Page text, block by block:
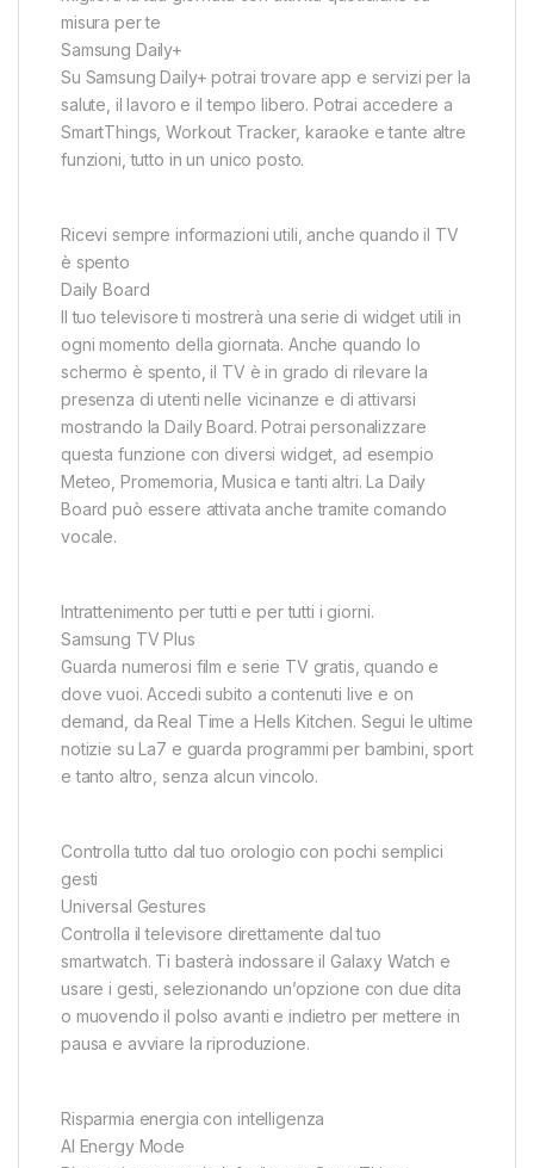
misura per te
Samsung Daily+
Su Samsung Daily+ potrai trovare app e servizi per la
salute, il lavoro e il tempo libero. Potrai accedere a
SmartThings, Workout Tracker, karaoke e tante altre
funzioni, tutto in un unico posto.
Ricevi sempre informazioni utili, anche quando il TV
è spento
Daily Board
Il tuo televisore ti mostrerà una serie di widget utili in
ogni momento della giornata. Anche quando lo
schermo è spento, il TV è in grado di rilevare la
presenza di utenti nelle vicinanze e di attivarsi
mostrando la Daily Board. Potrai personalizzare
questa funzione con diversi widget, ad esempio
Meteo, Promemoria, Musica e tanti altri. La Daily
Board può essere attivata anche tramite comando
vocale.
Intrattenimento per tutti e per tutti i giorni.
Samsung TV Plus
Guarda numerosi film e serie TV gratis, quando e
dove vuoi. Accedi subito a contenuti live e on
demand, da Real Time a Hells Kitchen. Segui le ultime
notizie su La7 e guarda programmi per bambini, sport
e tanto altro, senza alcun vincolo.
Controlla tutto dal tuo orologio con pochi semplici
gesti
Universal Gestures
Controlla il televisore direttamente dal tuo
smartwatch. Ti basterà indossare il Galaxy Watch e
usare i gesti, selezionando un’opzione con due dita
o muovendo il polso avanti e indietro per mettere in
pausa e avviare la riproduzione.
Risparmia energia con intelligenza
AI Energy Mode